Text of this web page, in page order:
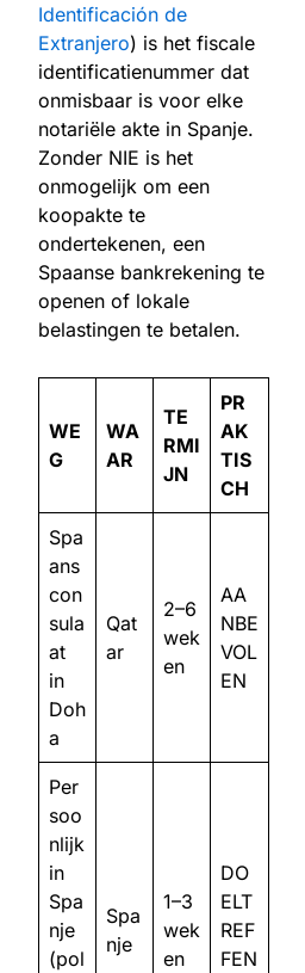
Identificación de
Extranjero) is het fiscale
identificatienummer dat
onmisbaar is voor elke
notariële akte in Spanje.
Zonder NIE is het
onmogelijk om een
koopakte te
ondertekenen, een
Spaanse bankrekening te
openen of lokale
belastingen te betalen.
WE
G
WA
AR
TE
RMI
JN
PR
AK
TIS
CH
Spa
ans
con
sula
at
in
Doh
a
Qat
ar
2–6
wek
en
AA
NBE
VOL
EN
Per
soo
nlijk
in
Spa
nje
(pol
Spa
nje
1–3
wek
en
DO
ELT
REF
FEN